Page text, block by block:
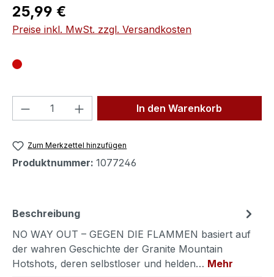
Regulärer Preis:
25,99 €
Preise inkl. MwSt. zzgl. Versandkosten
Produkt Anzahl: Gib denIn den Warenkorb
Zum Merkzettel hinzufügen
Produktnummer: 1077246
Beschreibung
NO WAY OUT – GEGEN DIE FLAMMEN basiert auf
der wahren Geschichte der Granite Mountain
Hotshots, deren selbstloser und helden… Mehr